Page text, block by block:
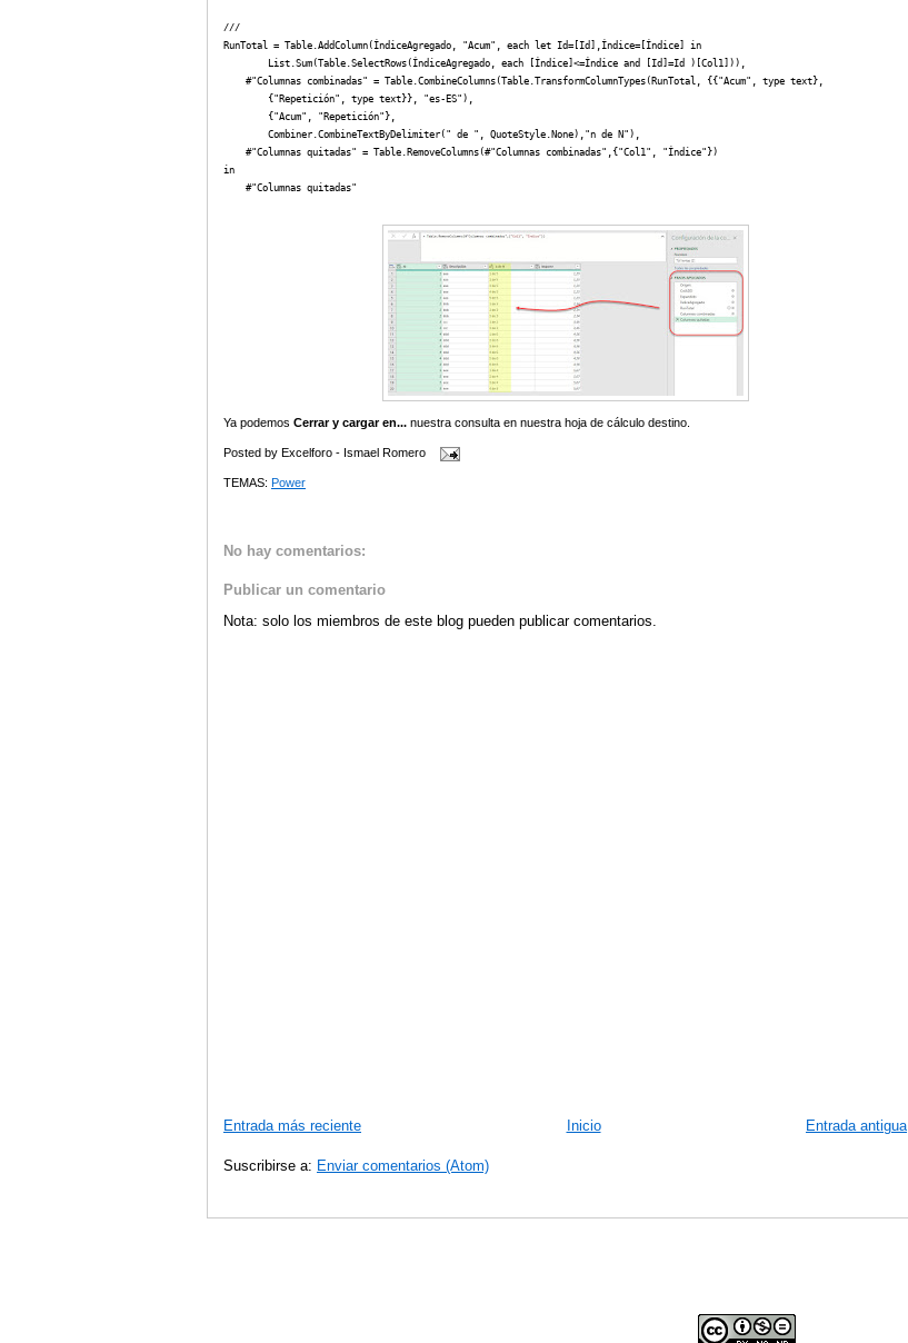
///
RunTotal = Table.AddColumn(ÍndiceAgregado, "Acum", each let Id=[Id],Índice=[Índice] in
        List.Sum(Table.SelectRows(ÍndiceAgregado, each [Índice]<=Índice and [Id]=Id )[Col1])),
    #"Columnas combinadas" = Table.CombineColumns(Table.TransformColumnTypes(RunTotal, {{"Acum", type text},
        {"Repetición", type text}}, "es-ES"),
        {"Acum", "Repetición"},
        Combiner.CombineTextByDelimiter(" de ", QuoteStyle.None),"n de N"),
    #"Columnas quitadas" = Table.RemoveColumns(#"Columnas combinadas",{"Col1", "Índice"})
in
    #"Columnas quitadas"
Ya podemos Cerrar y cargar en... nuestra consulta en nuestra hoja de cálculo destino.
Posted by Excelforo - Ismael Romero
TEMAS: Power
No hay comentarios:
Publicar un comentario
Nota: solo los miembros de este blog pueden publicar comentarios.
Entrada más reciente Entrada antigua
Inicio
Suscribirse a: Enviar comentarios (Atom)